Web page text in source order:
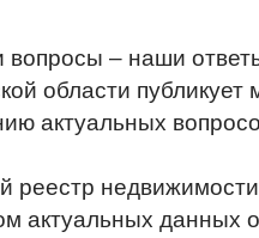
вопросы – наши
области публикует
актуальных
реестр
актуальных данных